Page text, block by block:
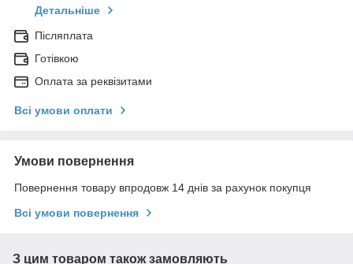
Детальніше
Післяплата
Готівкою
Оплата за реквізитами
Всі умови оплати
Умови повернення
Повернення товару впродовж 14 днів за рахунок покупця
Всі умови повернення
З цим товаром також замовляють